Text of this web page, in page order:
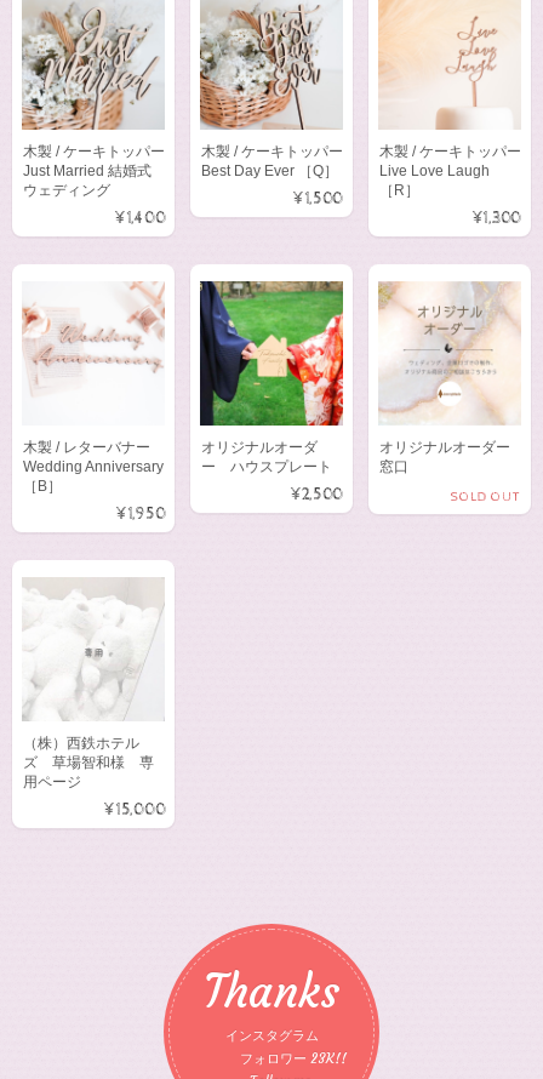
木製 / ケーキトッパー
Just Married 結婚式
ウェディング
¥1,400
木製 / ケーキトッパー
Best Day Ever ［Q］
¥1,500
木製 / ケーキトッパー
Live Love Laugh
［R］
¥1,300
木製 / レターバナー
Wedding Anniversary
［B］
¥1,950
オリジナルオーダ
ー ハウスプレート
¥2,500
オリジナルオーダー
窓口
SOLD OUT
（株）西鉄ホテル
ズ 草場智和様 専
用ページ
¥15,000
Thanks
インスタグラム
フォロワー 23K!!